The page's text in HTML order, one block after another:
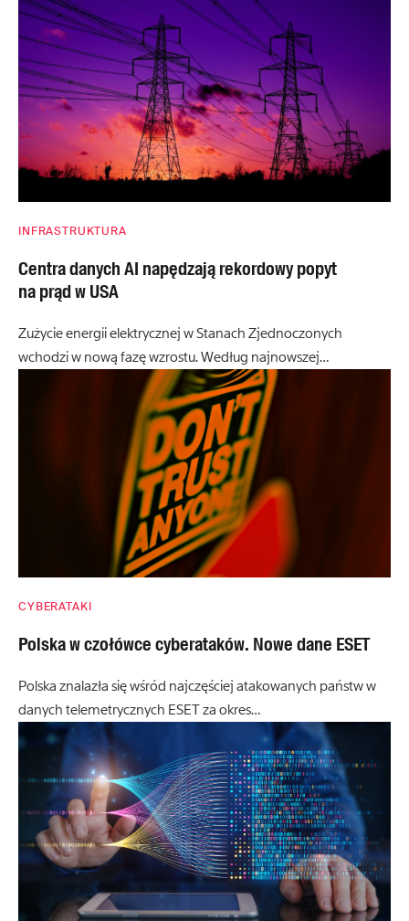
INFRASTRUKTURA
Centra danych AI napędzają rekordowy popyt
na prąd w USA
Zużycie energii elektrycznej w Stanach Zjednoczonych
wchodzi w nową fazę wzrostu. Według najnowszej…
CYBERATAKI
Polska w czołówce cyberataków. Nowe dane ESET
Polska znalazła się wśród najczęściej atakowanych państw w
danych telemetrycznych ESET za okres…